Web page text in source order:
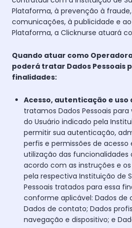
Plataforma, à prevenção à
comunicações, à publicidade e
Plataforma, a Clicknurse atuará
Quando atuar como
poderá tratar Dados Pessoais
finalidades:
Acesso, autenticação e uso
tratamos Dados Pessoais
do Usuário indicado pela
permitir sua autenticação,
perfis e permissões de acesso
utilização das funcionalidades
acordo com as instruções e
pela respectiva Instituição de
Pessoais tratados para essa
conforme aplicável: Dados de
Dados de contato; Dados
navegação e dispositivo; e